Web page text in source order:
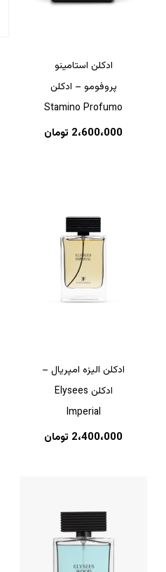
ادکلن استامینو
پروفومو – ادکلن
Stamino Profumo
2،600،000 تومان
ادکلن الیزه امپریال –
ادکلن Elysees
Imperial
2،400،000 تومان